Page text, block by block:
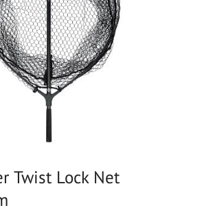
Twist Lock Net